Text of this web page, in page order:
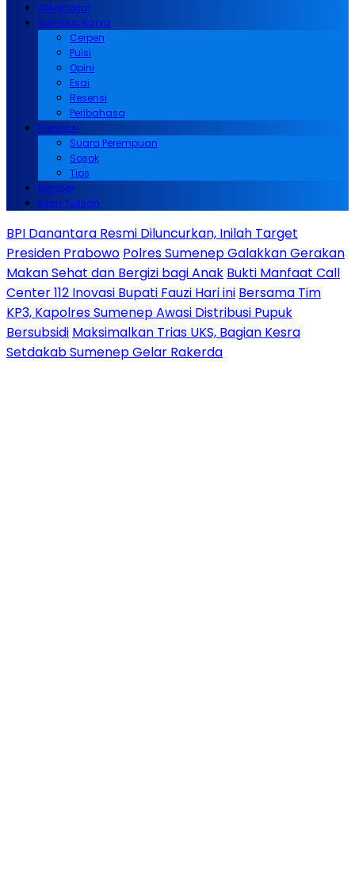
Advertorial
Rumpun Karya
Cerpen
Puisi
Opini
Esai
Resensi
Peribahasa
Inspirasi
Suara Perempuan
Sosok
Tips
Mimbar
Kirim Tulisan
BPI Danantara Resmi Diluncurkan, Inilah Target
Presiden Prabowo Polres Sumenep Galakkan Gerakan
Makan Sehat dan Bergizi bagi Anak Bukti Manfaat Call
Center 112 Inovasi Bupati Fauzi Hari ini Bersama Tim
KP3, Kapolres Sumenep Awasi Distribusi Pupuk
Bersubsidi Maksimalkan Trias UKS, Bagian Kesra
Setdakab Sumenep Gelar Rakerda